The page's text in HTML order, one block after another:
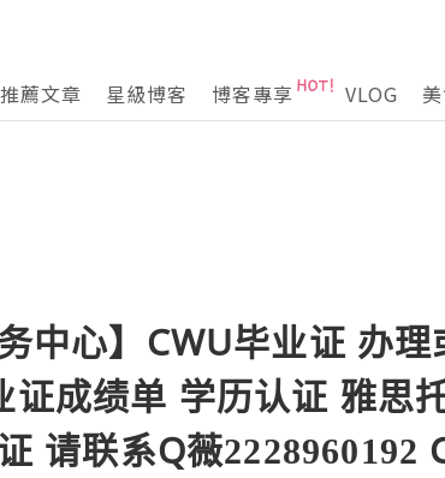
推薦文章 星級博客 博客專享 VLOG
中心】CWU毕业证 办
成绩单 学历认证 雅思
请联系Q薇2228960192